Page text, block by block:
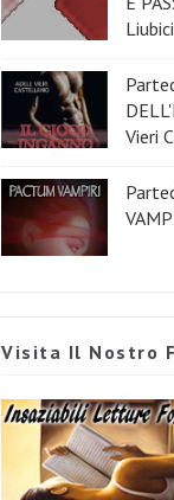
Vieri
Visita Il Nostro